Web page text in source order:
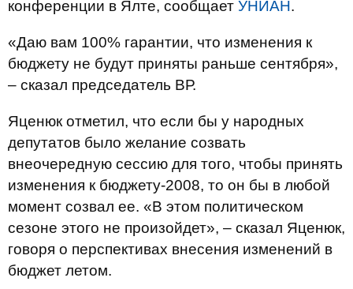
конференции в Ялте, сообщает УНИАН.
«Даю вам 100% гарантии, что изменения к
бюджету не будут приняты раньше сентября»,
– сказал председатель ВР.
Яценюк отметил, что если бы у народных
депутатов было желание созвать
внеочередную сессию для того, чтобы принять
изменения к бюджету-2008, то он бы в любой
момент созвал ее. «В этом политическом
сезоне этого не произойдет», – сказал Яценюк,
говоря о перспективах внесения изменений в
бюджет летом.